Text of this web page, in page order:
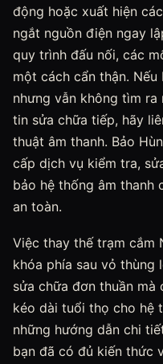
động hoặc xuất hiện
ngắt nguồn điện ngay
quy trình đấu nối, các
một cách cẩn thận.
nhưng vẫn không tìm
tin sửa chữa tiếp, hãy
thuật âm thanh. Bảo
cấp dịch vụ kiểm tra,
bảo hệ thống âm thanh
an toàn.
Việc thay thế trạm cắm
khóa phía sau vỏ thùng
sửa chữa đơn thuần
kéo dài tuổi thọ cho hệ
những hướng dẫn chi
bạn đã có đủ kiến thức